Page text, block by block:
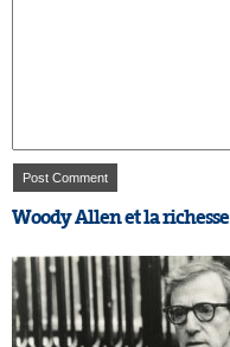
Woody Allen et la richesse